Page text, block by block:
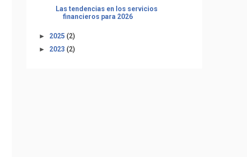
Las tendencias en los servicios
financieros para 2026
► 2025 (2)
► 2023 (2)